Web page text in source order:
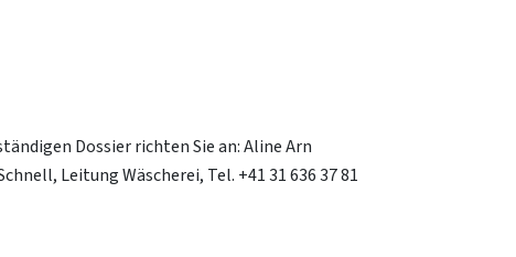
Dossier richten Sie an: Aline Arn
Leitung Wäscherei, Tel. +41 31 636 37 81